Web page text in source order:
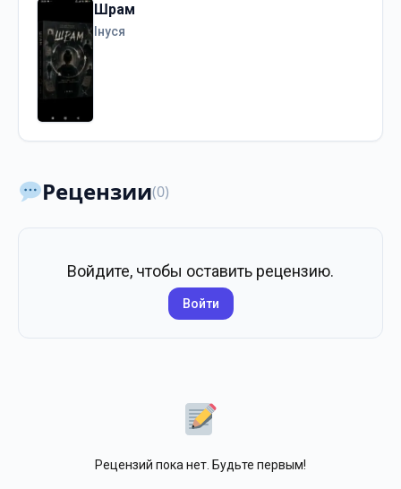
Шрам
Інуся
Рецензии(0)
Войдите, чтобы оставить рецензию.
Войти
Рецензий пока нет. Будьте первым!